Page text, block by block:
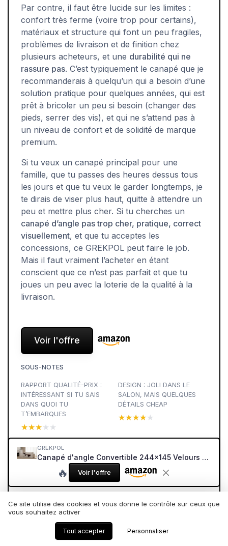
Par contre, il faut être lucide sur les limites :
confort très ferme (voire trop pour certains),
matériaux et structure qui font un peu fragiles,
problèmes de livraison et de finition chez
plusieurs acheteurs, et une durabilité qui ne
rassure pas. C’est typiquement le canapé que je
recommanderais à quelqu’un qui a besoin d’une
solution pratique pour quelques années, qui est
prêt à bricoler un peu si besoin (changer des
pieds, serrer des vis), et qui ne s’attend pas à
un niveau de confort et de solidité de marque
premium.
Si tu veux un canapé principal pour une
famille, que tu passes des heures dessus tous
les jours et que tu veux le garder longtemps, je
te dirais de viser plus haut, quitte à attendre un
peu et mettre plus cher. Si tu cherches un
canapé d’angle pas trop cher, pratique, correct
visuellement, et que tu acceptes les
concessions, ce GREKPOL peut faire le job.
Mais il faut vraiment l’acheter en étant
conscient que ce n’est pas parfait et que tu
joues un peu avec la loterie de la qualité à la
livraison.
Voir l'offre
SOUS-NOTES
RAPPORT QUALITÉ-PRIX :
INTÉRESSANT SI TU SAIS
DANS QUOI TU
T’EMBARQUES
★★★★★
★★★★★
DESIGN : JOLI DANS LE
SALON, MAIS QUELQUES
DÉTAILS CHEAP
★★★★★
★★★★★
CONFORT : TRÈS FERME,
VOIRE TROP POUR
PERÇUE : ÇA SENT LE
BUDGET SERRÉ
★★★★★
★★★★★
QUI FAIT DOUTER
★★★★★
★★★★★
QUOTIDIEN : CONVERTIBLE
GREKPOL
Canapé d'angle Convertible 244x145 Velours Côtelé à Gauche ou à Droite - Canapé avec Espace de Rangement - Sofa Beige
🔥 Voir l'offre
Ce site utilise des cookies et vous donne le contrôle sur ceux que
vous souhaitez activer
Tout accepter Personnaliser